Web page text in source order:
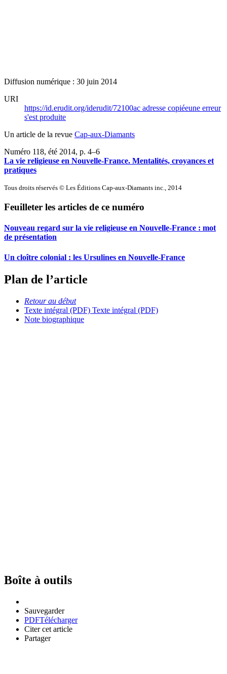
Diffusion numérique : 30 juin 2014
URI
https://id.erudit.org/iderudit/72100ac adresse copiéeune erreur
s'est produite
Un article de la revue Cap-aux-Diamants
Numéro 118, été 2014, p. 4–6
La vie religieuse en Nouvelle-France. Mentalités, croyances et
pratiques
Tous droits réservés © Les Éditions Cap-aux-Diamants inc., 2014
Feuilleter les articles de ce numéro
Nouveau regard sur la vie religieuse en Nouvelle-France : mot
de présentation
Un cloître colonial : les Ursulines en Nouvelle-France
Plan de l’article
Retour au début
Texte intégral (PDF) Texte intégral (PDF)
Note biographique
Boîte à outils
Sauvegarder
PDFTélécharger
Citer cet article
Partager